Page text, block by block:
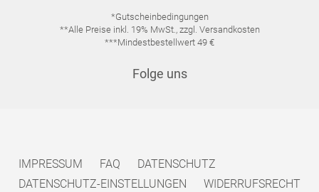
*Gutscheinbedingungen
**Alle Preise inkl. 19% MwSt., zzgl. Versandkosten
***Mindestbestellwert 49 €
Folge uns
IMPRESSUM FAQ
DATENSCHUTZ
DATENSCHUTZ-EINSTELLUNGEN
WIDERRUFSRECHT